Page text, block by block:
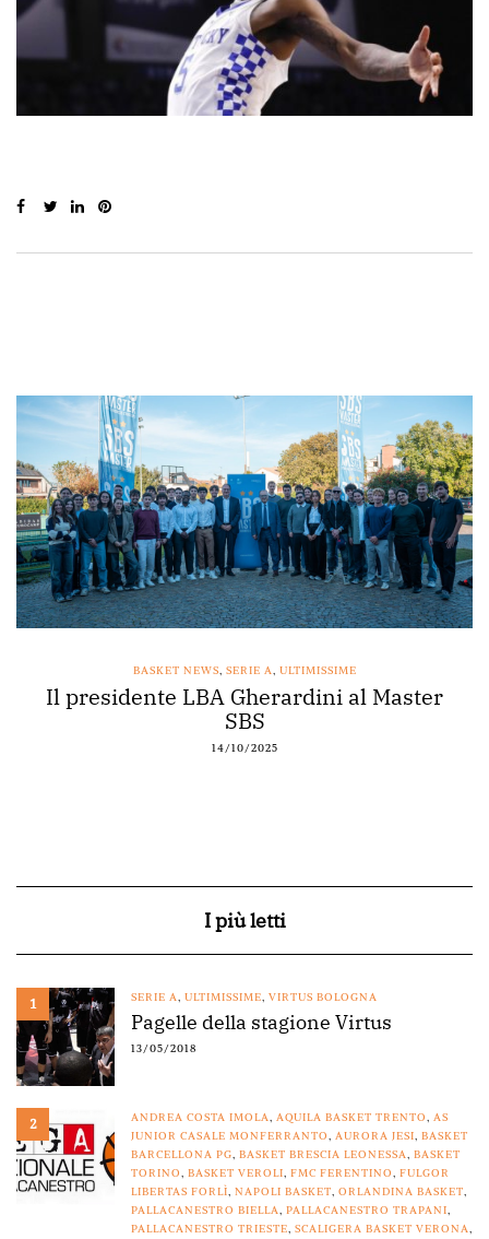
BASKET NEWS, SERIE A, ULTIMISSIME
Il presidente LBA Gherardini al Master
SBS
14/10/2025
I più letti
1 SERIE A, ULTIMISSIME, VIRTUS BOLOGNA
Pagelle della stagione Virtus
13/05/2018
2 ANDREA COSTA IMOLA, AQUILA BASKET TRENTO, AS
JUNIOR CASALE MONFERRANTO, AURORA JESI, BASKET
BARCELLONA PG, BASKET BRESCIA LEONESSA, BASKET
TORINO, BASKET VEROLI, FMC FERENTINO, FULGOR
LIBERTAS FORLÌ, NAPOLI BASKET, ORLANDINA BASKET,
PALLACANESTRO BIELLA, PALLACANESTRO TRAPANI,
PALLACANESTRO TRIESTE, SCALIGERA BASKET VERONA,